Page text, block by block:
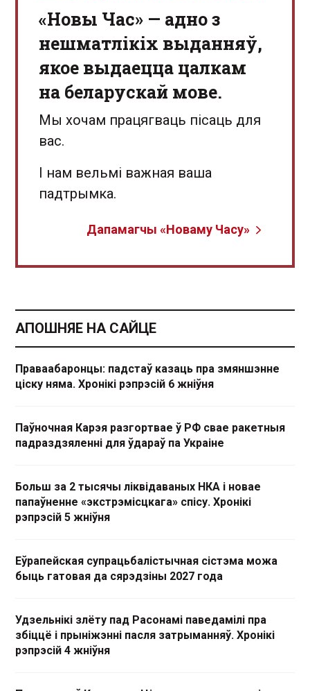
«Новы Час» — адно з
нешматлікіх выданняў,
якое выдаецца цалкам
на беларускай мове.
Мы хочам працягваць пісаць для
вас.
І нам вельмі важная ваша
падтрымка.
Дапамагчы «Новаму Часу»
АПОШНЯЕ НА САЙЦЕ
Праваабаронцы: падстаў казаць пра змяншэнне
ціску няма. Хронікі рэпрэсій 6 жніўня
Паўночная Карэя разгортвае ў РФ свае ракетныя
падраздзяленні для ўдараў па Украіне
Больш за 2 тысячы ліквідаваных НКА і новае
папаўненне «экстрэмісцкага» спісу. Хронікі
рэпрэсій 5 жніўня
Еўрапейская супрацьбалістычная сістэма можа
быць гатовая да сярэдзіны 2027 года
Удзельнікі злёту пад Расонамі паведамілі пра
збіццё і прыніжэнні пасля затрыманняў. Хронікі
рэпрэсій 4 жніўня